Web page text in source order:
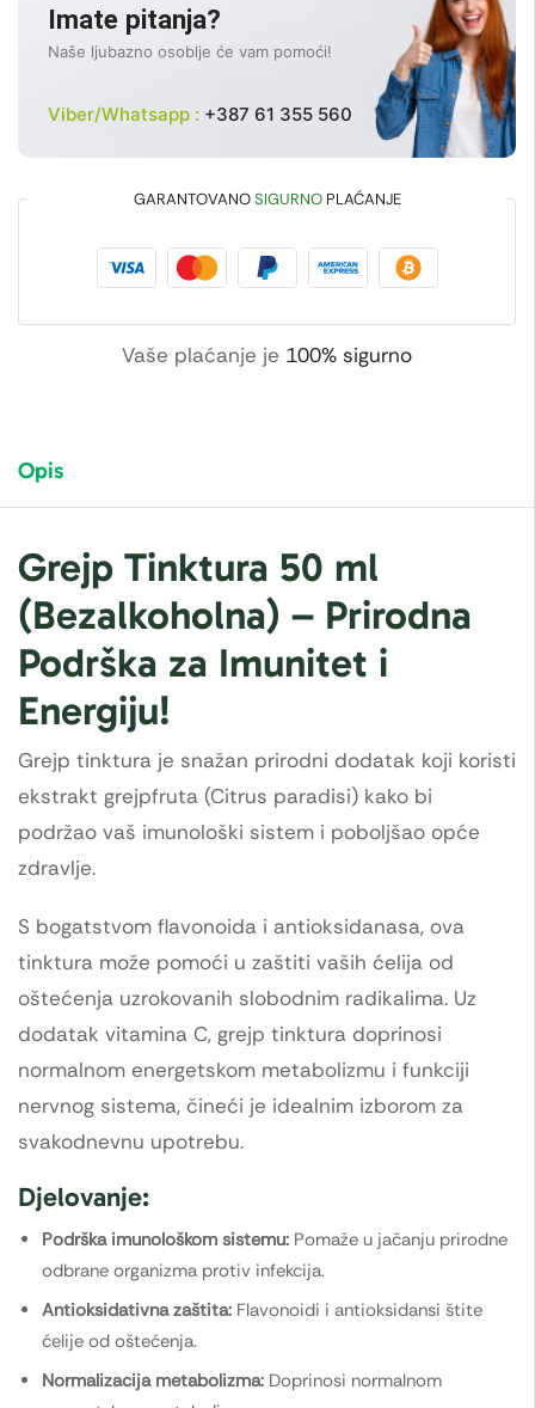
Imate pitanja?
Naše ljubazno osoblje će vam pomoći!
Viber/Whatsapp : +387 61 355 560
GARANTOVANOSIGURNOPLAĆANJE
Vaše plaćanje je 100% sigurno
Opis
Grejp Tinktura 50 ml
(Bezalkoholna) – Prirodna
Podrška za Imunitet i
Energiju!
Grejp tinktura je snažan prirodni dodatak koji koristi
ekstrakt grejpfruta (Citrus paradisi) kako bi
podržao vaš imunološki sistem i poboljšao opće
zdravlje.
S bogatstvom flavonoida i antioksidanasa, ova
tinktura može pomoći u zaštiti vaših ćelija od
oštećenja uzrokovanih slobodnim radikalima. Uz
dodatak vitamina C, grejp tinktura doprinosi
normalnom energetskom metabolizmu i funkciji
nervnog sistema, čineći je idealnim izborom za
svakodnevnu upotrebu.
Djelovanje:
Podrška imunološkom sistemu: Pomaže u jačanju prirodne
odbrane organizma protiv infekcija.
Antioksidativna zaštita: Flavonoidi i antioksidansi štite
ćelije od oštećenja.
Normalizacija metabolizma: Doprinosi normalnom